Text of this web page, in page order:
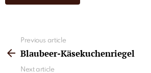
more
Previous article
Blaubeer-Käsekuchenriegel
Next article